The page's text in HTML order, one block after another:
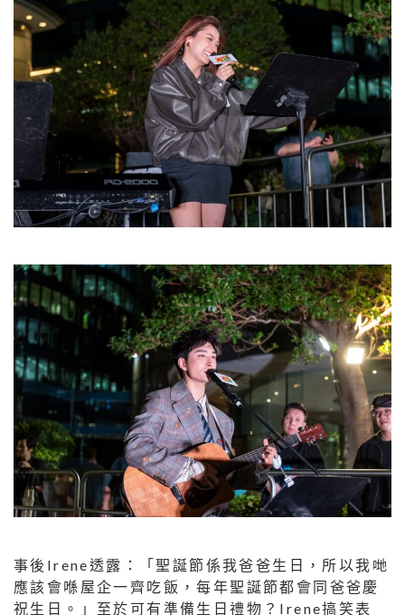
事後Irene透露：「聖誕節係我爸爸生日，所以我哋
應該會喺屋企一齊吃飯，每年聖誕節都會同爸爸慶
祝生日。」至於可有準備生日禮物？Irene搞笑表